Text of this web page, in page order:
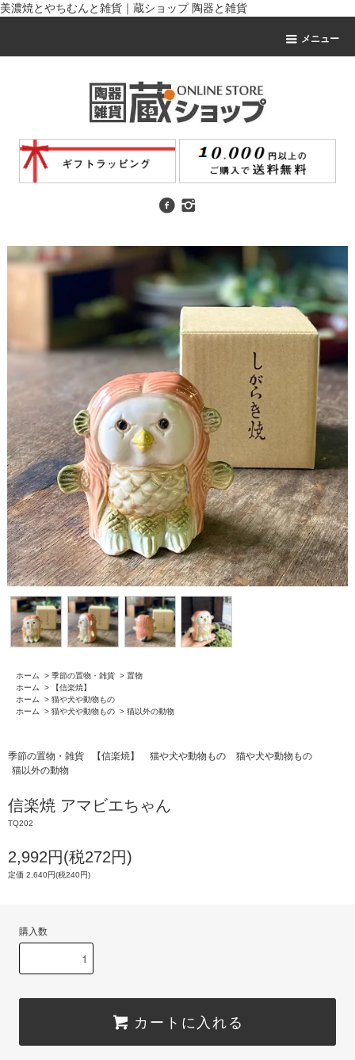
美濃焼とやちむんと雑貨｜蔵ショップ 陶器と雑貨
メニュー
ホーム > 季節の置物・雑貨 > 置物
ホーム
>
【信楽焼】
ホーム
> 猫や犬や動物もの
ホーム
> 猫や犬や動物もの > 猫以外の動物
季節の置物・雑貨 【信楽焼】 猫や犬や動物もの
猫や犬や動物もの
猫以外の動物
信楽焼 アマビエちゃん
TQ202
2,992円(税272円)
定価 2,640円(税240円)
購入数
カートに入れる